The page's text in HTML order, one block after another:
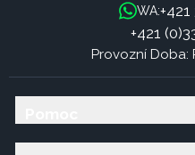
WA:
+421
Provozní Doba: